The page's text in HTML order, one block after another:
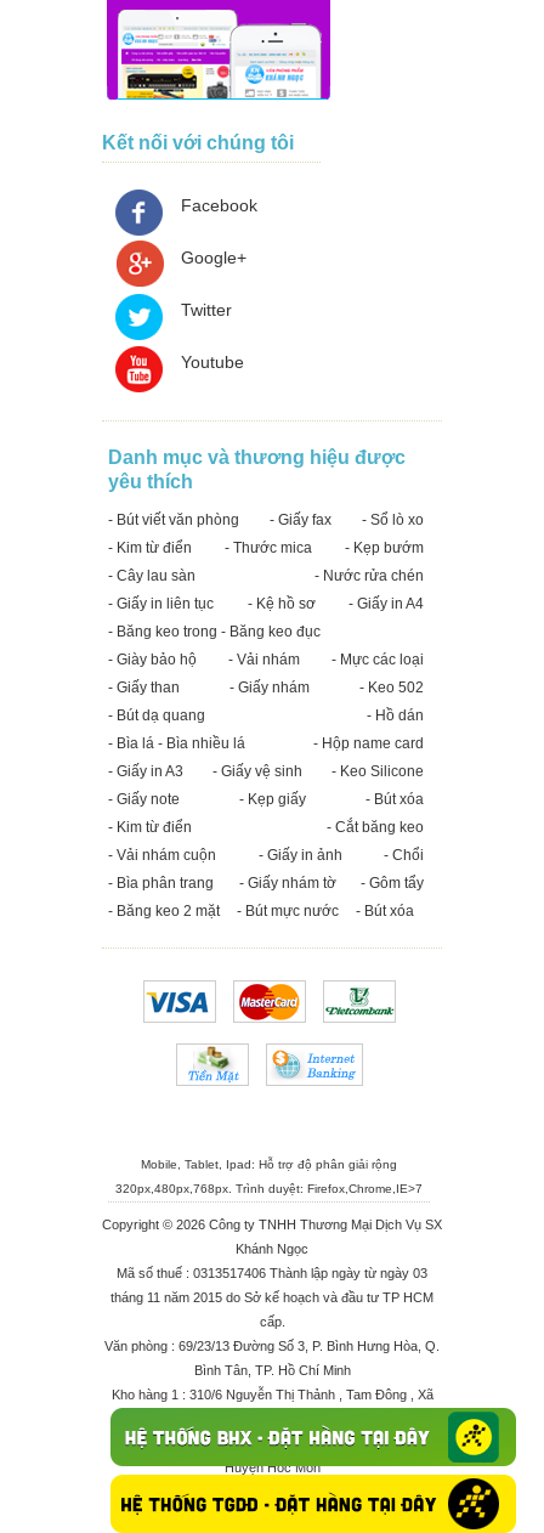
Kết nối với chúng tôi
Facebook
Google+
Twitter
Youtube
Danh mục và thương hiệu được
yêu thích
- Bút viết văn phòng - Giấy fax
- Sổ lò xo
- Kim từ điển
- Thước mica
- Kẹp bướm
- Cây lau sàn
- Nước rửa chén
- Giấy in liên tục
- Kệ hồ sơ
- Giấy in A4
- Băng keo trong - Băng keo đục
- Giày bảo hộ
- Vải nhám
- Mực các loại
- Giấy than
- Giấy nhám
- Keo 502
- Bút dạ quang
- Hồ dán
- Bìa lá - Bìa nhiều lá
- Hộp name card
- Giấy in A3
- Giấy vệ sinh
- Keo Silicone
- Giấy note
- Kẹp giấy
- Bút xóa
- Kim từ điển
- Cắt băng keo
- Vải nhám cuộn
- Giấy in ảnh
- Chổi
- Bìa phân trang
- Giấy nhám tờ
- Gôm tẩy
- Băng keo 2 mặt
- Bút mực nước - Bút xóa
Mobile, Tablet, Ipad: Hỗ trợ độ phân giải rộng
320px,480px,768px. Trình duyệt: Firefox,Chrome,IE>7
Copyright © 2026 Công ty TNHH Thương Mại Dịch Vụ SX
Khánh Ngọc
Mã số thuế : 0313517406 Thành lập ngày từ ngày 03
tháng 11 năm 2015 do Sở kế hoạch và đầu tư TP HCM
cấp.
Văn phòng : 69/23/13 Đường Số 3, P. Bình Hưng Hòa, Q.
Bình Tân, TP. Hồ Chí Minh
Kho hàng 1 : 310/6 Nguyễn Thị Thảnh , Tam Đông , Xã
Kho hàng 2 : 68/2X Ấp Đông 1 , Xã Thới Tam Thôn ,
Huyện Hóc Môn
Điện thoại : 028 625 66506 - 0909 682 189 - 082 7158
413 - 096 298 10 17 - 0961 208 617